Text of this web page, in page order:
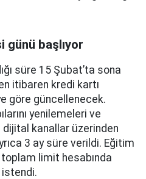
günü başlıyor
süre 15 Şubat’ta sona
itibaren kredi kartı
göre güncellenecek.
yenilemeleri ve
kanallar üzerinden
3 ay süre verildi. Eğitim
toplam limit hesabında